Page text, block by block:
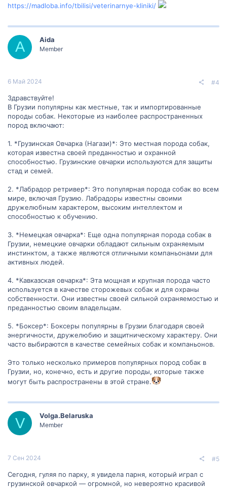
https://madloba.info/tbilisi/veterinarnye-kliniki/
A Aida
Member
6 Май 2024 #4
Здравствуйте!
В Грузии популярны как местные, так и импортированные
породы собак. Некоторые из наиболее распространенных
пород включают:
1. *Грузинская Овчарка (Нагази)*: Это местная порода собак,
которая известна своей преданностью и охранной
способностью. Грузинские овчарки используются для защиты
стад и семей.
2. *Лабрадор ретривер*: Это популярная порода собак во всем
мире, включая Грузию. Лабрадоры известны своими
дружелюбным характером, высоким интеллектом и
способностью к обучению.
3. *Немецкая овчарка*: Еще одна популярная порода собак в
Грузии, немецкие овчарки обладают сильным охраняемым
инстинктом, а также являются отличными компаньонами для
активных людей.
4. *Кавказская овчарка*: Эта мощная и крупная порода часто
используется в качестве сторожевых собак и для охраны
собственности. Они известны своей сильной охраняемостью и
преданностью своим владельцам.
5. *Боксер*: Боксеры популярны в Грузии благодаря своей
энергичности, дружелюбию и защитническому характеру. Они
часто выбираются в качестве семейных собак и компаньонов.
Это только несколько примеров популярных пород собак в
Грузии, но, конечно, есть и другие породы, которые также
могут быть распространены в этой стране.
V Volga.Belaruska
Member
7 Сен 2024 #5
Сегодня, гуляя по парку, я увидела парня, который играл с
грузинской овчаркой — огромной, но невероятно красивой